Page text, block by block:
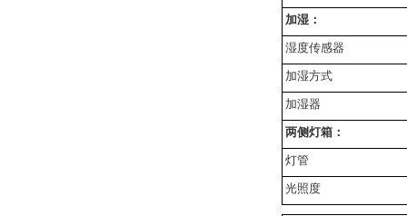
加湿：
湿度传感器
加湿方式
加湿器
两侧灯箱：
灯管
光照度